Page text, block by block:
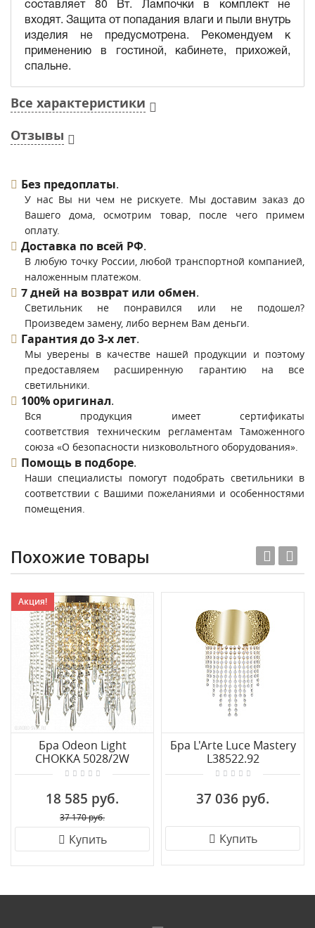
входят. Защита от попадания влаги и пыли внутрь
изделия не предусмотрена. Рекомендуем к
применению в гостиной, кабинете, прихожей,
спальне.
Все характеристики
Отзывы
Без предоплаты.
У нас Вы ни чем не рискуете. Мы доставим заказ до
Вашего дома, осмотрим товар, после чего примем
оплату.
Доставка по всей РФ.
В любую точку России, любой транспортной компанией,
наложенным платежом.
7 дней на возврат или обмен.
Светильник не понравился или не подошел?
Произведем замену, либо вернем Вам деньги.
Гарантия до 3-х лет.
Мы уверены в качестве нашей продукции и поэтому
предоставляем расширенную гарантию на все
светильники.
100% оригинал.
Вся продукция имеет сертификаты
соответствия техническим регламентам Таможенного
союза «О безопасности низковольтного оборудования».
Помощь в подборе.
Наши специалисты помогут подобрать светильники в
соответствии с Вашими пожеланиями и особенностями
помещения.
Похожие товары
Акция!
Бра Odeon Light
CHOKKA 5028/2W
18 585 руб.
37 170 руб.
Купить
Бра L'Arte Luce Mastery
L38522.92
37 036 руб.
Купить